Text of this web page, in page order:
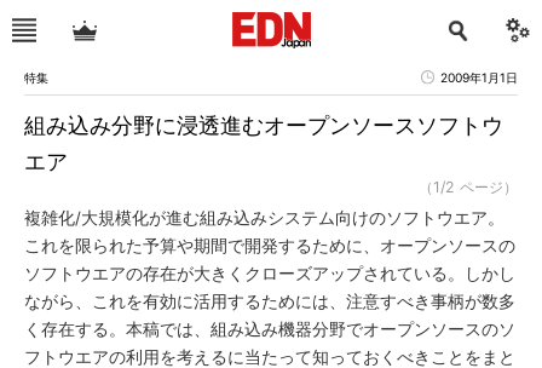
特集 2009年1月1日
組み込み分野に浸透進むオープンソースソフトウ
エア
（1/2 ページ）
複雑化/大規模化が進む組み込みシステム向けのソフトウエア。
これを限られた予算や期間で開発するために、オープンソースの
ソフトウエアの存在が大きくクローズアップされている。しかし
ながら、これを有効に活用するためには、注意すべき事柄が数多
く存在する。本稿では、組み込み機器分野でオープンソースのソ
フトウエアの利用を考えるに当たって知っておくべきことをまと